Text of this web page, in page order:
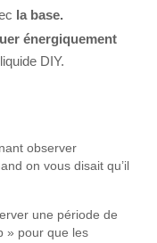
la base.
énergiquement
DIY.
observer
on vous disait qu’il
une période de
» pour que les